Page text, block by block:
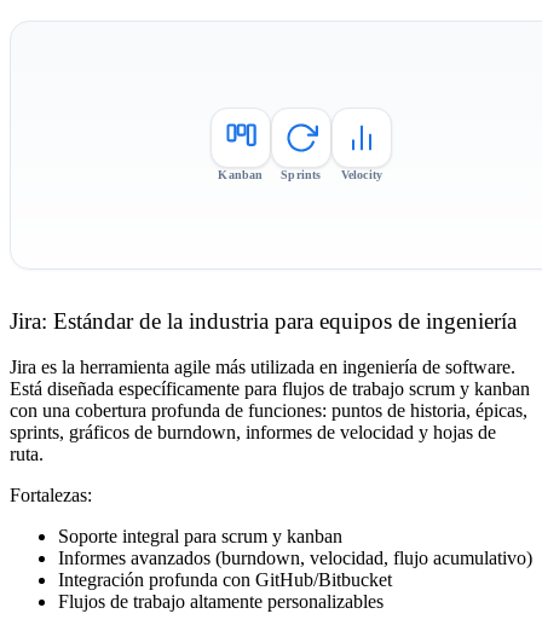
Kanban Sprints Velocity
Jira: Estándar de la industria para equipos de ingeniería
Jira es la herramienta agile más utilizada en ingeniería de software.
Está diseñada específicamente para flujos de trabajo scrum y kanban
con una cobertura profunda de funciones: puntos de historia, épicas,
sprints, gráficos de burndown, informes de velocidad y hojas de
ruta.
Fortalezas:
Soporte integral para scrum y kanban
Informes avanzados (burndown, velocidad, flujo acumulativo)
Integración profunda con GitHub/Bitbucket
Flujos de trabajo altamente personalizables